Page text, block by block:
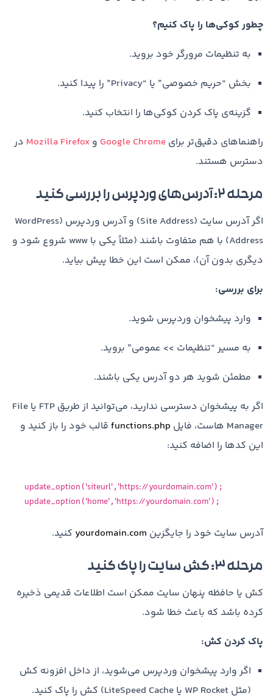
چطور کوکی‌ها را پاک کنیم؟
به تنظیمات مرورگر خود بروید.
بخش “حریم خصوصی” یا “Privacy” را پیدا کنید.
گزینه‌ی پاک کردن کوکی‌ها را انتخاب کنید.
راهنماهای دقیق‌تر برای Google Chrome و Mozilla Firefox در
دسترس هستند.
مرحله ۲: آدرس‌های وردپرس را بررسی کنید
اگر آدرس سایت (Site Address) و آدرس وردپرس (WordPress
Address) با هم متفاوت باشند (مثلاً یکی با www شروع شود و
دیگری بدون آن)، ممکن است این خطا پیش بیاید.
برای بررسی:
وارد پیشخوان وردپرس شوید.
به مسیر “تنظیمات >> عمومی” بروید.
مطمئن شوید هر دو آدرس یکی باشند.
اگر به پیشخوان دسترسی ندارید، می‌توانید از طریق FTP یا File
Manager هاست، فایل
functions.php قالب خود را باز کنید و
این کدها را اضافه کنید:
update_option ('siteurl','https://yourdomain.com');
update_option ('home','https://yourdomain.com');
آدرس سایت خود را جایگزین yourdomain.com کنید.
مرحله ۳: کش سایت را پاک کنید
کش یا حافظه پنهان سایت ممکن است اطلاعات قدیمی ذخیره
کرده باشد که باعث خطا شود.
پاک کردن کش:
اگر وارد پیشخوان وردپرس می‌شوید، از داخل افزونه کش
(مثل WP Rocket یا LiteSpeed Cache) کش را پاک کنید.